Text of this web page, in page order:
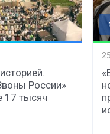
России»
17 тысяч